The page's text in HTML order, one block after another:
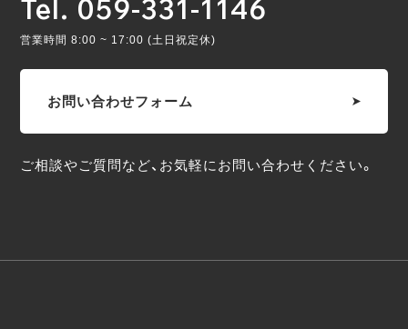
Tel. 059-331-1146
営業時間 8:00 ~ 17:00 (土日祝定休)
お問い合わせフォーム
ご相談やご質問など、お気軽にお問い合わせください。